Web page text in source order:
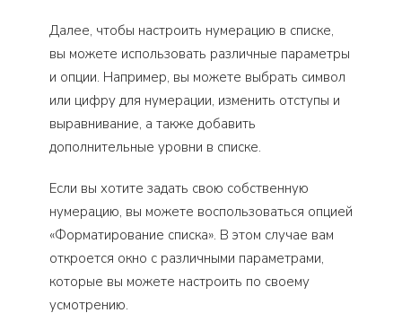
Далее, чтобы настроить нумерацию в списке,
вы можете использовать различные параметры
и опции. Например, вы можете выбрать символ
или цифру для нумерации, изменить отступы и
выравнивание, а также добавить
дополнительные уровни в списке.
Если вы хотите задать свою собственную
нумерацию, вы можете воспользоваться опцией
«Форматирование списка». В этом случае вам
откроется окно с различными параметрами,
которые вы можете настроить по своему
усмотрению.